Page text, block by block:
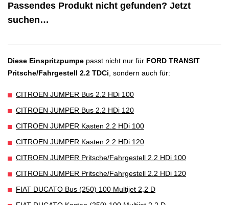
Passendes Produkt nicht gefunden? Jetzt
suchen…
Diese Einspritzpumpe passt nicht nur für FORD TRANSIT
Pritsche/Fahrgestell 2.2 TDCi, sondern auch für:
CITROEN JUMPER Bus 2.2 HDi 100
CITROEN JUMPER Bus 2.2 HDi 120
CITROEN JUMPER Kasten 2.2 HDi 100
CITROEN JUMPER Kasten 2.2 HDi 120
CITROEN JUMPER Pritsche/Fahrgestell 2.2 HDi 100
CITROEN JUMPER Pritsche/Fahrgestell 2.2 HDi 120
FIAT DUCATO Bus (250) 100 Multijet 2,2 D